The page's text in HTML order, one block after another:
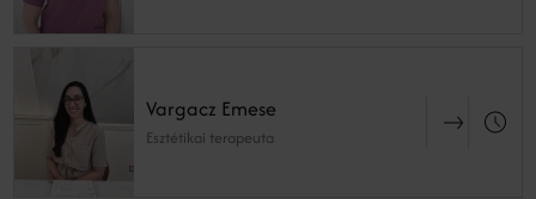
Vargacz Emese
Esztétikai terapeuta